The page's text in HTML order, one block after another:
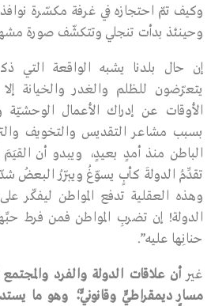
وكيف تمّ احتجازه في غرفة مكسّرة
وحينئذ بدأت تنجلي وتتكشّف صورة
إن حال بلدنا يشبه الواقعة التي
يتعرّضون للظلم والغدر والخيانة
الأوقات عن إدراك الأعمال الوحشيّة
بسبب مشاعر التقديس والتخويف
الباطن منذ أمدٍ بعيدٍ، ويبدو أن القيَمَ
تقدِّمُ الدولةَ كأبٍ يسوّغُ ويبرّرُ البعضُ
وهذه العقلية تدفع المواطن ليفكّر
الدولة! إن تضربِ المواطن فمن فرط
حنانِها عليه”.
غير أن علاقات الدولة والفرد والمجتمع
مسارٍ ديمقراطيٍّ وقانونيٍّ؛ وهو ما